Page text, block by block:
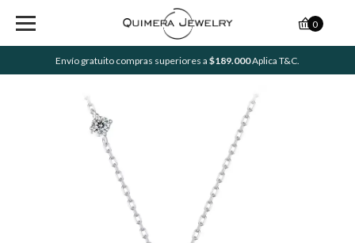
Envío gratuito compras superiores a $189.000Aplica T&C.
0